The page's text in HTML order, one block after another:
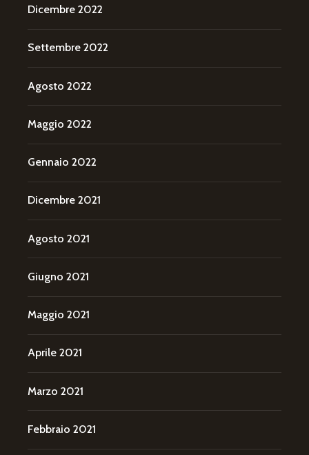
Dicembre 2022
Settembre 2022
Agosto 2022
Maggio 2022
Gennaio 2022
Dicembre 2021
Agosto 2021
Giugno 2021
Maggio 2021
Aprile 2021
Marzo 2021
Febbraio 2021